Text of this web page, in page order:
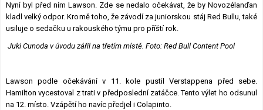
Nyní byl před ním Lawson. Zde se nedalo očekávat, že by Novozélanďan
kladl velký odpor. Kromě toho, že závodí za juniorskou stáj Red Bullu, také
usiluje o sedačku u rakouského týmu pro příští rok.
Juki Cunoda v úvodu zářil na třetím místě. Foto: Red Bull Content Pool
Lawson podle očekávání v 11. kole pustil Verstappena před sebe.
Hamilton vycestoval z trati v předposlední zatáčce. Tento výlet ho odsunul
na 12. místo. Vzápětí ho navíc předjel i Colapinto.